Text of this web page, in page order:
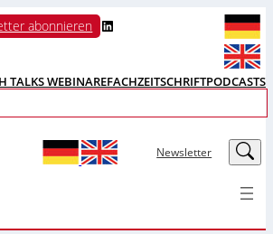
abonnieren LinkedIn
TALKS WEBINAREFACHZEITSCHRIFTPODCASTS
Newsletter LinkedIn